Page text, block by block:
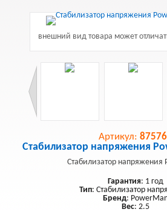
внешний вид товара может
Артикул:
Стабилизатор напряжения
Стабилизатор напряжения
Гарантия: 1 год
Тип: Стабилизатор
Бренд:
Вес: 2.5